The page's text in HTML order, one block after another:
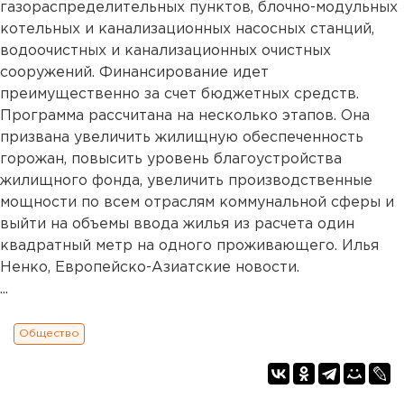
газораспределительных пунктов, блочно-модульных
котельных и канализационных насосных станций,
водоочистных и канализационных очистных
сооружений. Финансирование идет
преимущественно за счет бюджетных средств.
Программа рассчитана на несколько этапов. Она
призвана увеличить жилищную обеспеченность
горожан, повысить уровень благоустройства
жилищного фонда, увеличить производственные
мощности по всем отраслям коммунальной сферы и
выйти на объемы ввода жилья из расчета один
квадратный метр на одного проживающего. Илья
Ненко, Европейско-Азиатские новости.
...
Общество